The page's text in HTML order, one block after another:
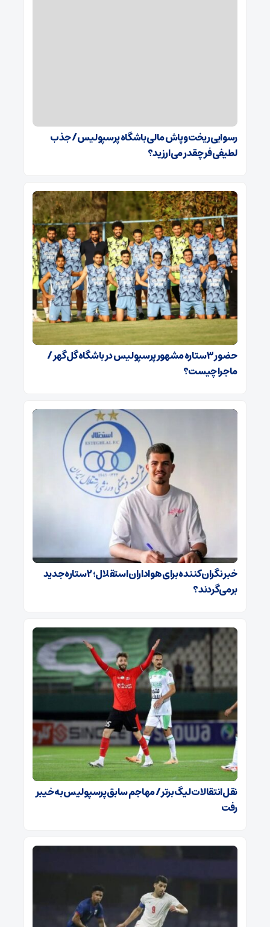
رسوایی ریخت‌وپاش مالی باشگاه پرسپولیس/ جذب
لطیفی‌فر چقدر می‌ارزید؟
حضور ۳ ستاره مشهور پرسپولیس در باشگاه گل‌گهر /
ماجرا چیست؟
خبر نگران‌کننده برای هواداران استقلال؛ ۲ ستاره جدید
برمی‌گردند؟
نقل‌انتقالات لیگ برتر / مهاجم سابق پرسپولیس به خیبر
رفت